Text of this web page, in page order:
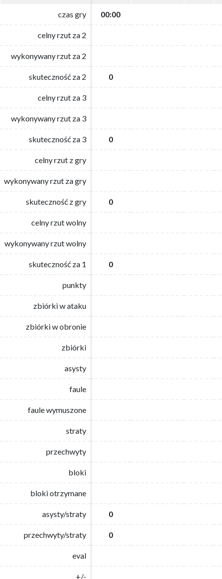
czas gry 00:00
celny rzut za 2
wykonywany rzut za 2
skuteczność za 2 0
celny rzut za 3
wykonywany rzut za 3
skuteczność za 3 0
celny rzut z gry
wykonywany rzut za gry
skuteczność z gry 0
celny rzut wolny
wykonywany rzut wolny
skuteczność za 1 0
punkty
zbiórki w ataku
zbiórki w obronie
zbiórki
asysty
faule
faule wymuszone
straty
przechwyty
bloki
bloki otrzymane
asysty/straty 0
przechwyty/straty 0
eval
+/-
czas gry 00:00
celny rzut za 2
wykonywany rzut za 2
skuteczność za 2 0
celny rzut za 3
wykonywany rzut za 3
skuteczność za 3 0
celny rzut z gry
wykonywany rzut za gry
skuteczność z gry 0
celny rzut wolny
wykonywany rzut wolny
skuteczność za 1 0
punkty
zbiórki w ataku
zbiórki w obronie
zbiórki
asysty
faule
faule wymuszone
straty
przechwyty
bloki
bloki otrzymane
asysty/straty 0
przechwyty/straty 0
eval
+/-